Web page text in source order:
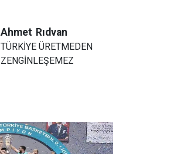
Ahmet Rıdvan
TÜRKİYE ÜRETMEDEN
ZENGİNLEŞEMEZ